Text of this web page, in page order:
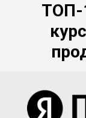
ТОП-